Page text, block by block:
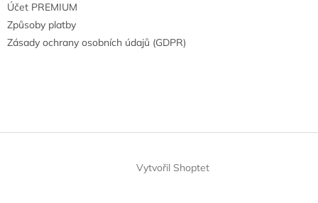
Účet PREMIUM
Způsoby platby
Zásady ochrany osobních údajů (GDPR)
Vytvořil Shoptet